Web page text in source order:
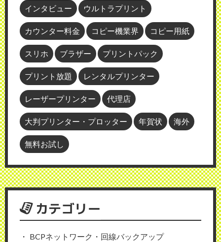
インタビュー ウルトラプリント
カウンター料金 コピー機業界 コピー用紙
スリホ ブラザー プリントパック
プリント放題 レンタルプリンター
レーザープリンター 代理店
大判プリンター・プロッター 年賀状 海外
無料お試し
カテゴリー
BCPネットワーク・回線バックアップ